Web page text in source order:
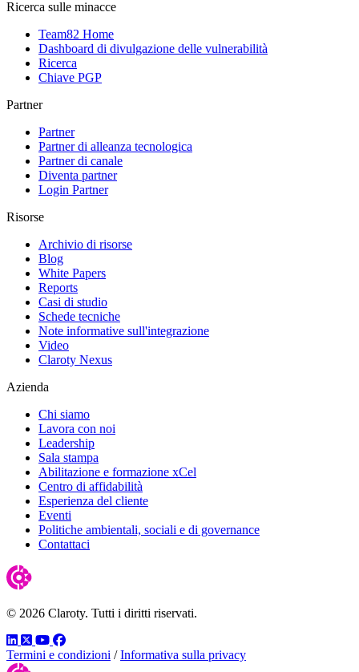
Ricerca sulle minacce
Team82 Home
Dashboard di divulgazione delle vulnerabilità
Ricerca
Chiave PGP
Partner
Partner
Partner di alleanza tecnologica
Partner di canale
Diventa partner
Login Partner
Risorse
Archivio di risorse
Blog
White Papers
Reports
Casi di studio
Schede tecniche
Note informative sull'integrazione
Video
Claroty Nexus
Azienda
Chi siamo
Lavora con noi
Leadership
Sala stampa
Abilitazione e formazione xCel
Centro di affidabilità
Esperienza del cliente
Eventi
Politiche ambientali, sociali e di governance
Contattaci
© 2026 Claroty. Tutti i diritti riservati.
LinkedIn
TwitterYouTube
Facebook
Termini e condizioni / Informativa sulla privacy